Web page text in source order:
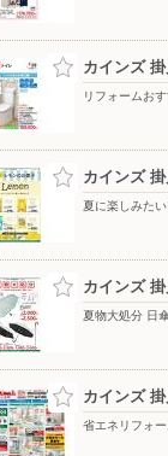
物大処分 日傘〇
ンペ
ペーン
カインズ
リフォームお
カインズ
夏に楽しみた
カインズ
夏物大処分 日
カインズ
省エネリフォ